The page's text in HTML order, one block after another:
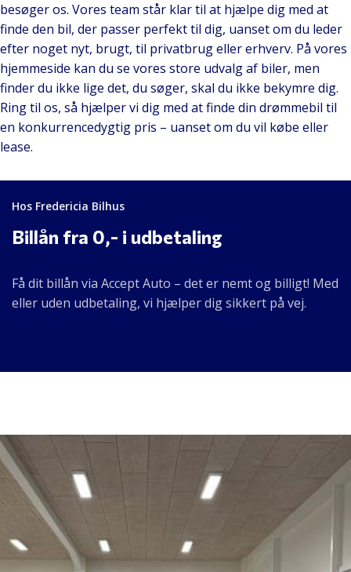
besøger os. Vores team står klar til at hjælpe dig med at
finde den bil, der passer perfekt til dig, uanset om du leder
efter noget nyt, brugt, til privatbrug eller erhverv. På vores
hjemmeside kan du se vores store udvalg af biler, men
finder du ikke lige det, du søger, skal du ikke bekymre dig.
Ring til os, så hjælper vi dig med at finde din drømmebil til
en konkurrencedygtig pris – uanset om du vil købe eller
lease.
Hos Fredericia Bilhus
Billån fra 0,- i udbetaling
Få dit billån via Accept Auto – det er nemt og billigt! Med
eller uden udbetaling, vi hjælper dig sikkert på vej.